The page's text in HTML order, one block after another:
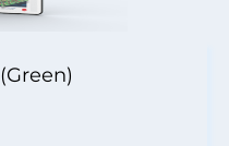
(Green)